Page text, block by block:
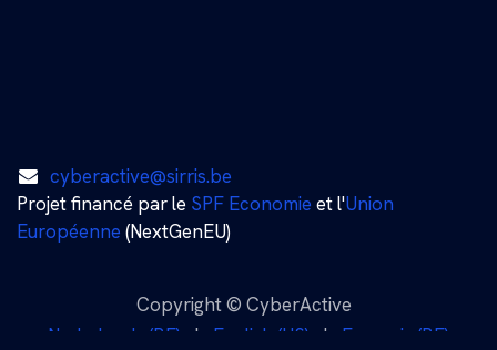
cyberactive@sirris.be
Projet financé par le SPF Economie et l'Union
Européenne (NextGenEU)
Copyright © CyberActive
Nederlands (BE)
| English (US) | Français (BE)